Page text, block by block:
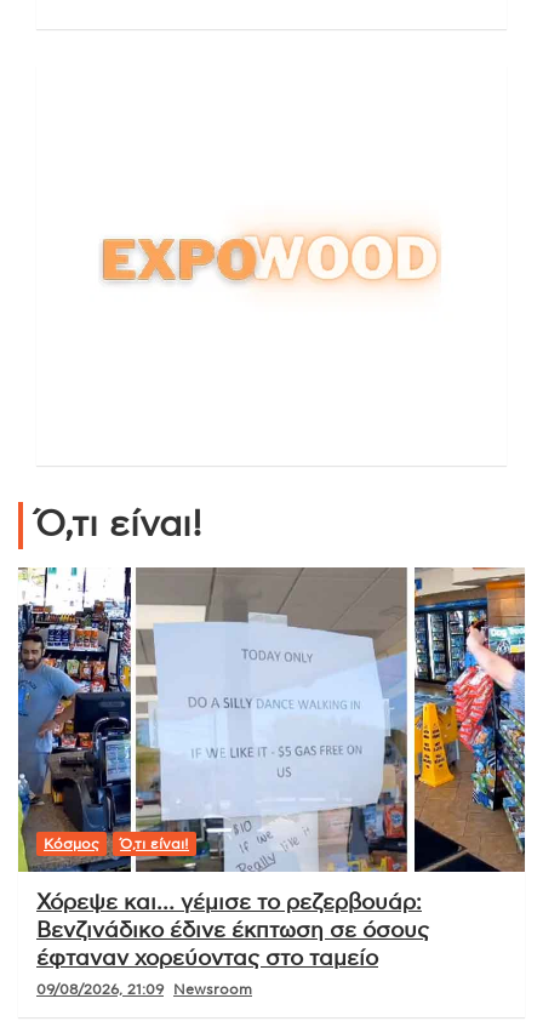
Ό,τι είναι!
Κόσμος Ό,τι είναι!
Χόρεψε και… γέμισε το ρεζερβουάρ:
Βενζινάδικο έδινε έκπτωση σε όσους
έφταναν χορεύοντας στο ταμείο
09/08/2026, 21:09 Newsroom